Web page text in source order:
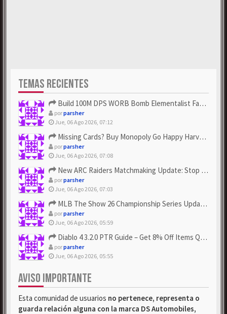
TEMAS RECIENTES
Build 100M DPS WORB Bomb Elementalist Fast - Grab POE Curren...
porparsher
Jue, 06 Ago 2026, 07:12
Missing Cards? Buy Monopoly Go Happy Harvest with Looney Tun...
porparsher
Jue, 06 Ago 2026, 07:08
New ARC Raiders Matchmaking Update: Stop Failed - Grab Bluep...
porparsher
Jue, 06 Ago 2026, 07:03
MLB The Show 26 Championship Series Update! Get Cheap & ...
porparsher
Jue, 06 Ago 2026, 05:59
Diablo 4 3.2.0 PTR Guide – Get 8% Off Items Quickly to Test ...
porparsher
Jue, 06 Ago 2026, 05:55
AVISO IMPORTANTE
Esta comunidad de usuarios no pertenece, representa o
guarda relación alguna con la marca DS Automobiles,